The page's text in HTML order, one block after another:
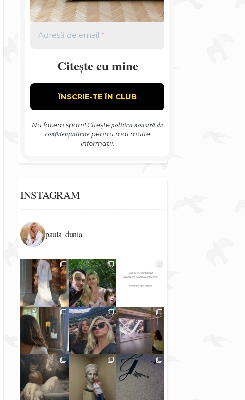
Citește cu mine
Nu facem spam! Citeștepolitica noastră de
confidențialitate pentru mai multe
informații.
INSTAGRAM
paula_dunia